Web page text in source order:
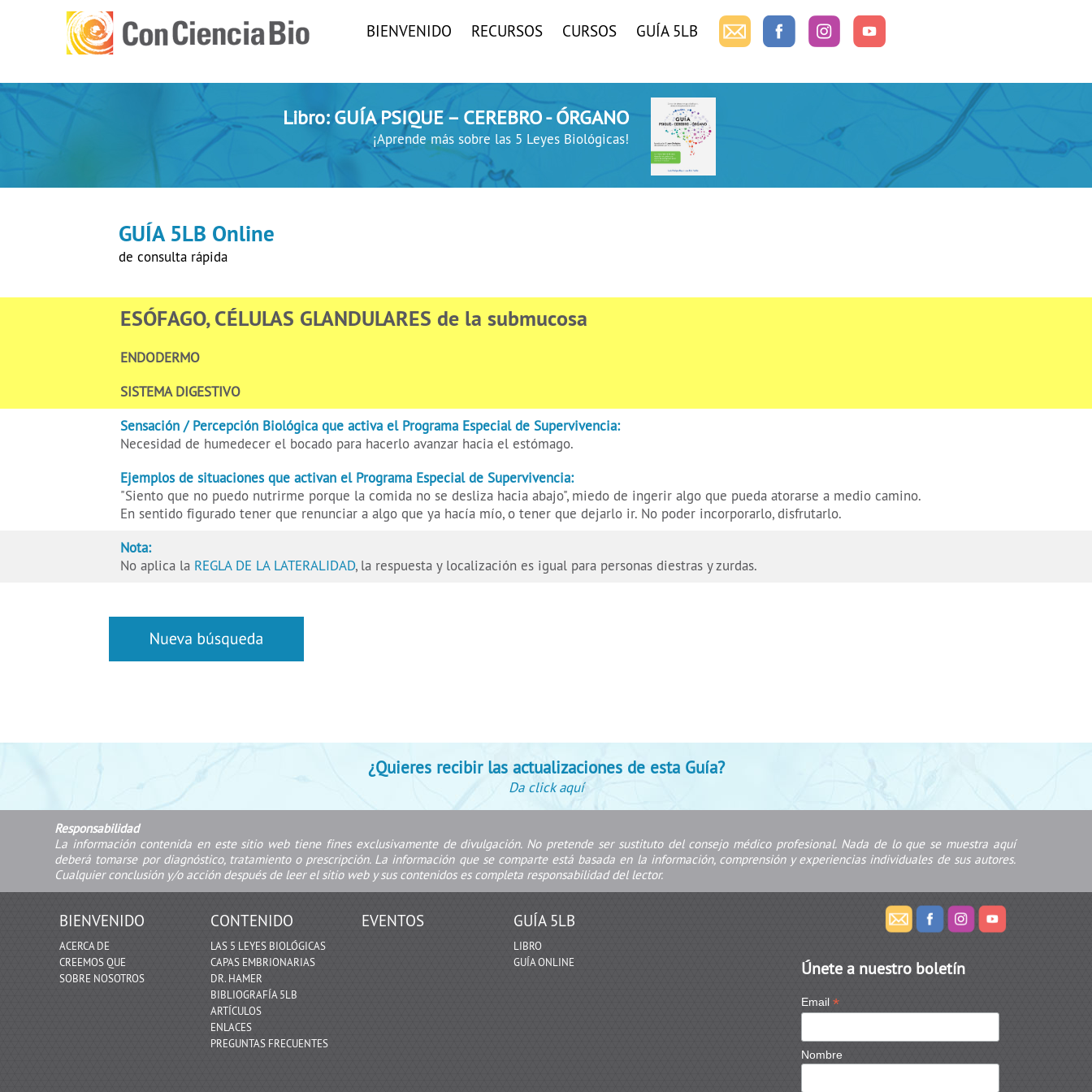
BIENVENIDO RECURSOS CURSOS GUÍA 5LB
Libro: GUÍA PSIQUE – CEREBRO - ÓRGANO
¡Aprende más sobre las 5 Leyes Biológicas!
GUÍA 5LB Online
de consulta rápida
ESÓFAGO, CÉLULAS GLANDULARES de la submucosa
ENDODERMO
SISTEMA DIGESTIVO
Sensación / Percepción Biológica que activa el Programa Especial de Supervivencia:
Necesidad de humedecer el bocado para hacerlo avanzar hacia el estómago.
Ejemplos de situaciones que activan el Programa Especial de Supervivencia:
"Siento que no puedo nutrirme porque la comida no se desliza hacia abajo", miedo de ingerir algo que pueda atorarse a medio camino.
En sentido figurado tener que renunciar a algo que ya hacía mío, o tener que dejarlo ir. No poder incorporarlo, disfrutarlo.
Nota:
No aplica la REGLA DE LA LATERALIDAD, la respuesta y localización es igual para personas diestras y zurdas.
¿Quieres recibir las actualizaciones de esta Guía?
Da click aquí
Responsabilidad
La información contenida en este sitio web tiene fines exclusivamente de divulgación. No pretende ser sustituto del consejo médico profesional. Nada de lo que se muestra aquí
deberá tomarse por diagnóstico, tratamiento o prescripción. La información que se comparte está basada en la información, comprensión y experiencias individuales de sus autores.
Cualquier conclusión y/o acción después de leer el sitio web y sus contenidos es completa responsabilidad del lector.
BIENVENIDO
ACERCA DE
CREEMOS QUE
SOBRE NOSOTROS
CONTENIDO
LAS 5 LEYES BIOLÓGICAS
CAPAS EMBRIONARIAS
DR. HAMER
BIBLIOGRAFÍA 5LB
ARTÍCULOS
ENLACES
PREGUNTAS FRECUENTES
EVENTOS GUÍA 5LB
LIBRO
GUÍA ONLINE
Únete a nuestro boletín
Email*
Nombre